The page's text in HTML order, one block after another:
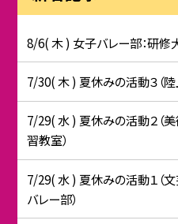
8/6( 木 ) 女子バレー部：研修
7/30( 木 ) 夏休みの活動３（陸
7/29( 水 ) 夏休みの活動２（美
習教室）
7/29( 水 ) 夏休みの活動１（文
バレー部）